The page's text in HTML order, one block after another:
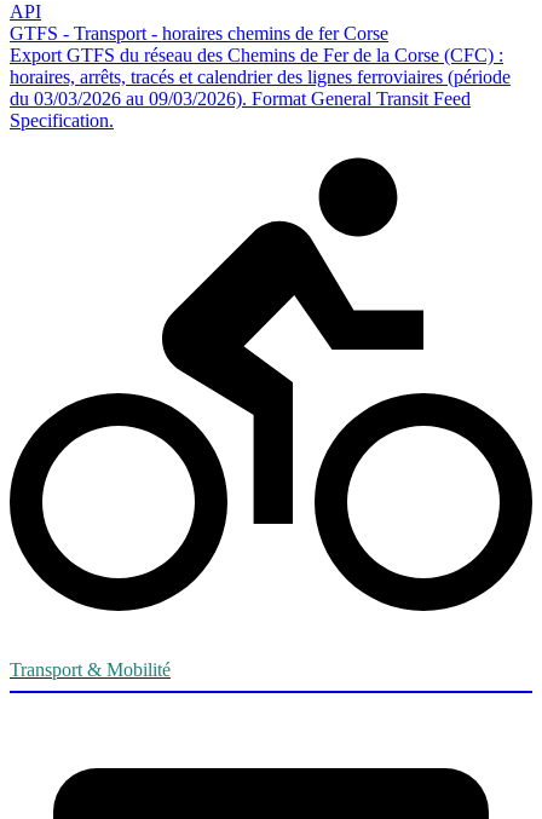
API
GTFS - Transport - horaires chemins de fer Corse
Export GTFS du réseau des Chemins de Fer de la Corse (CFC) :
horaires, arrêts, tracés et calendrier des lignes ferroviaires (période
du 03/03/2026 au 09/03/2026). Format General Transit Feed
Specification.
Transport & Mobilité